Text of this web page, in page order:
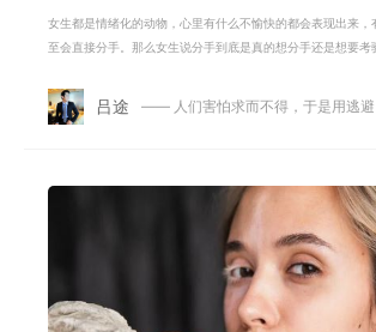
女生都是情绪化的动物，心里有什么不愉快的都会表现出来，
至会直接分手。那么女生说分手到底是真的想分手还是想要考
吕途 —— 人们害怕求而不得，于是用逃避